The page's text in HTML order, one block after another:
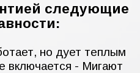
следующие
но дует теплым
включается - Мигают